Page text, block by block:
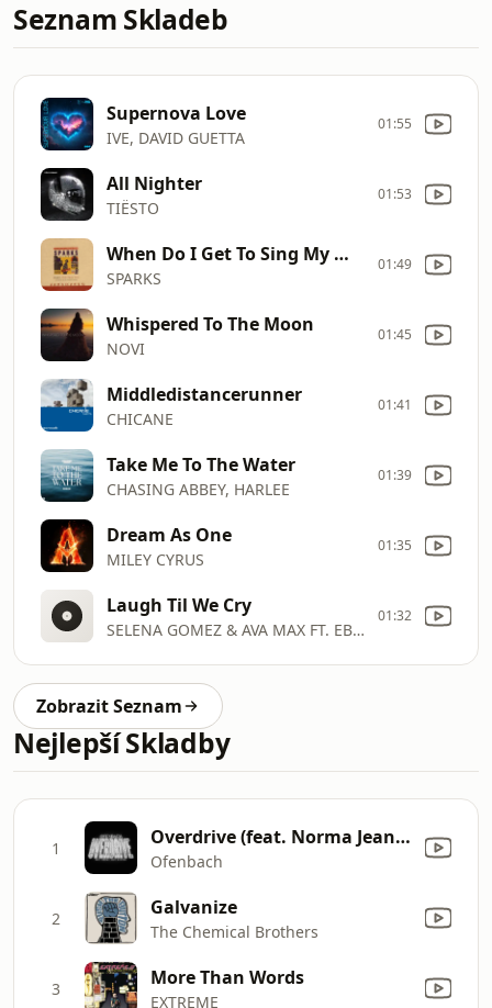
Seznam Skladeb
Supernova Love
IVE, DAVID GUETTA
01:55
All Nighter
TIËSTO
01:53
When Do I Get To Sing My Way
SPARKS
01:49
Whispered To The Moon
NOVI
01:45
Middledistancerunner
CHICANE
01:41
Take Me To The Water
CHASING ABBEY, HARLEE
01:39
Dream As One
MILEY CYRUS
01:35
Laugh Til We Cry
SELENA GOMEZ & AVA MAX FT. EBBA
01:32
Zobrazit Seznam
Nejlepší Skladby
1 Overdrive (feat. Norma Jean Martine)
Ofenbach
2 Galvanize
The Chemical Brothers
3 More Than Words
EXTREME